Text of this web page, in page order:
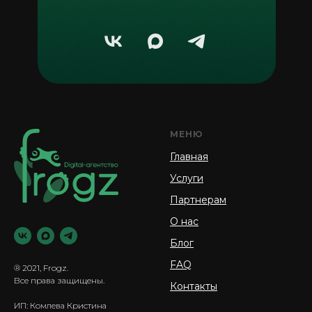
® 2021, Frogz.
Все права защищены.
ИП: Комлева Кристина
МЕНЮ
Главная
Услуги
Партнерам
О нас
Блог
FAQ
Контакты